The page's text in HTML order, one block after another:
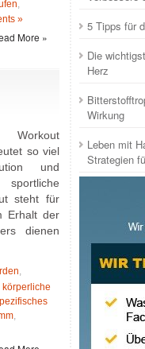
,
»
More »
Workout
so viel
und
steht für
Erhalt der
dienen
,
körperliche
,
5 Tipps für
Die
Herz
Wirkung
Leben mit
Strategien